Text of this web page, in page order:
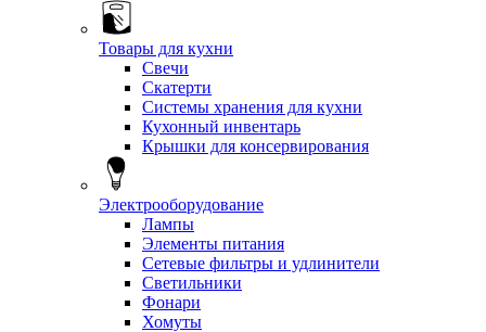
Товары для кухни
Свечи
Скатерти
Системы хранения для кухни
Кухонный инвентарь
Крышки для консервирования
Электрооборудование
Лампы
Элементы питания
Сетевые фильтры и удлинители
Светильники
Фонари
Хомуты